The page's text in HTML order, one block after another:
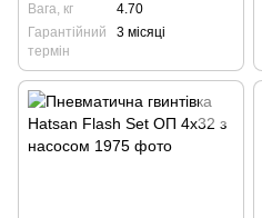
Вага, кг
4.70
Гарантійний
термін
3 місяці